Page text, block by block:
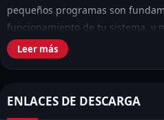
pequeños programas son
funcionamiento de tu sistema, y
esencial para obtener el mejor
es donde entra en juego el
Leer más
ENLACES DE DESCARGA